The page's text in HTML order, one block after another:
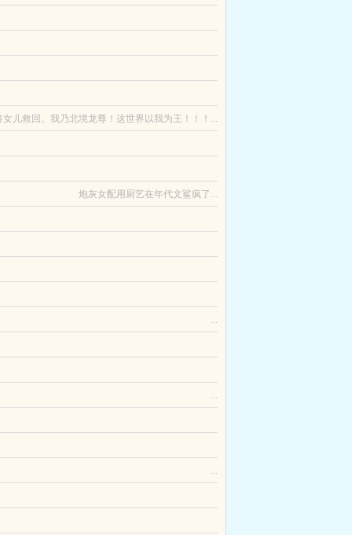
再也不是以前的无惨了，大家请叫我钮祜禄无
，大气环境日益恶劣，怪病丛生，困扰联邦多
这宇智波怎么看起来像是水无月家生的？这孩子
来得及瞥见男人那双依旧无波无澜的金
儿救回。我乃北境龙尊！这世界以我为王！！！...
双眼为何如此迷人。哼，那是因为她的眼睛里
被导演欣喜若狂地看中了。最后，他被迫成为了恋
炮灰女配用厨艺在年代文鲨疯了...
本行，干直播。只是抱着试一试也不亏的心态复
一朝穿越成了宁家入赘婿，却在礼成前夕没了
雌虫被拖向渣攻雌奴专属的地牢。长这么牛逼，
的基拉祈？被烧烤吸引来的水君！森林里飘走的
...
任何一个alpha身上，也不会给予任何alpha特殊
们聚到了一起，还争抢着正宫地位…偶然的一 ...
来万人觊觎，若是没有守护珍宝的能力，美貌只会
世界的霸总文学是一个系列文，霸总遍地走。...
...
中，而自己不是主角，甚至连炮灰都算不